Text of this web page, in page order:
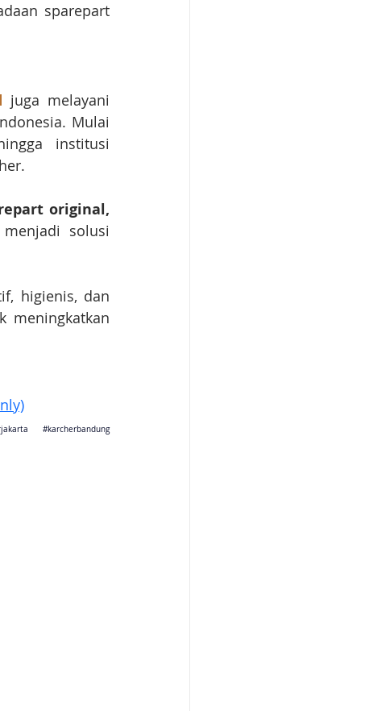
sparepart
juga melayani
Mulai
institusi
original,
menjadi solusi
higienis, dan
#karcherbandung